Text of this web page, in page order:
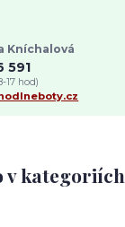
v kategoriích
Kníchalová
591
17 hod)